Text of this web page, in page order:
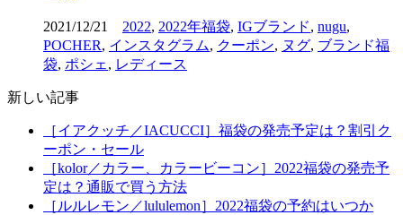
2021/12/21 2022, 2022年福袋, IGブランド, nugu,
POCHER, インスタグラム, クーポン, ヌグ, ブランド福
袋, ポシェ , レディース
新しい記事
［イアクッチ／IACUCCI］福袋の発売予定は？割引ク
ーポン・セール
［kolor／カラー、カラービーコン］2022福袋の発売予
定は？通販で買う方法
［ルルレモン／lululemon］2022福袋の予約はいつか